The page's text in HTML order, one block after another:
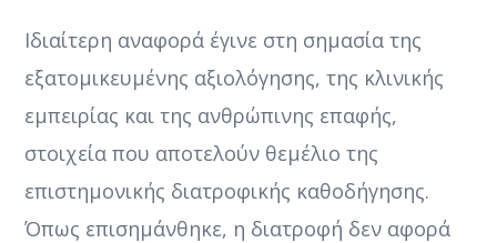
Ιδιαίτερη αναφορά έγινε στη σημασία της
εξατομικευμένης αξιολόγησης, της κλινικής
εμπειρίας και της ανθρώπινης επαφής,
στοιχεία που αποτελούν θεμέλιο της
επιστημονικής διατροφικής καθοδήγησης.
Όπως επισημάνθηκε, η διατροφή δεν αφορά